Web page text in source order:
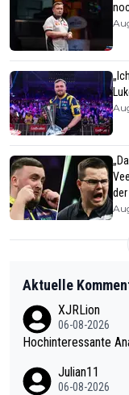
Aktuelle
XJRLion
06-08-2026
Hochinteressante
Julian11
06-08-2026